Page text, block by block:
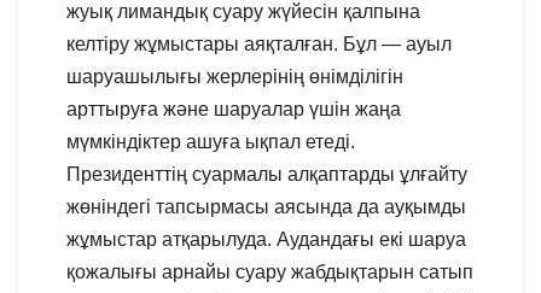
жуық лимандық суару жүйесін қалпына
келтіру жұмыстары аяқталған. Бұл — ауыл
шаруашылығы жерлерінің өнімділігін
арттыруға және шаруалар үшін жаңа
мүмкіндіктер ашуға ықпал етеді.
Президенттің суармалы алқаптарды ұлғайту
жөніндегі тапсырмасы аясында да ауқымды
жұмыстар атқарылуда. Аудандағы екі шаруа
қожалығы арнайы суару жабдықтарын сатып